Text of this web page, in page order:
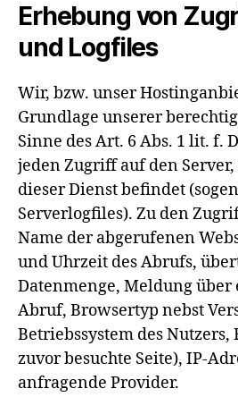
Erhebung von
und Logfiles
Wir, bzw. unser
Grundlage unserer
Sinne des Art. 6 Abs. 1 lit. f.
jeden Zugriff auf den
dieser Dienst befindet
Serverlogfiles). Zu den
Name der abgerufenen
und Uhrzeit des Abrufs,
Datenmenge, Meldung
Abruf, Browsertyp nebst
Betriebssystem des Nutzers,
zuvor besuchte Seite), IP-
anfragende Provider.